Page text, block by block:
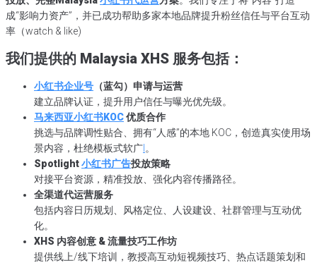
成“影响力资产”，并已成功帮助多家本地品牌提升粉丝信任与平台互动
率（watch & like)
我们提供的 Malaysia XHS 服务包括：
小红书企业号 （蓝勾）申请与运营
建立品牌认证，提升用户信任与曝光优先级。
马来西亚小红书KOC优质合作
挑选与品牌调性贴合、拥有“人感”的本地 KOC，创造真实使用场
景内容，杜绝模板式软广I。
Spotlight小红书广告投放策略
对接平台资源，精准投放、强化内容传播路径。
全渠道代运营服务
包括内容日历规划、风格定位、人设建设、社群管理与互动优
化。
XHS 内容创意 & 流量技巧工作坊
提供线上/线下培训，教授高互动短视频技巧、热点话题策划和